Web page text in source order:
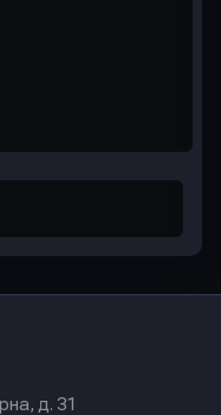
д. 31